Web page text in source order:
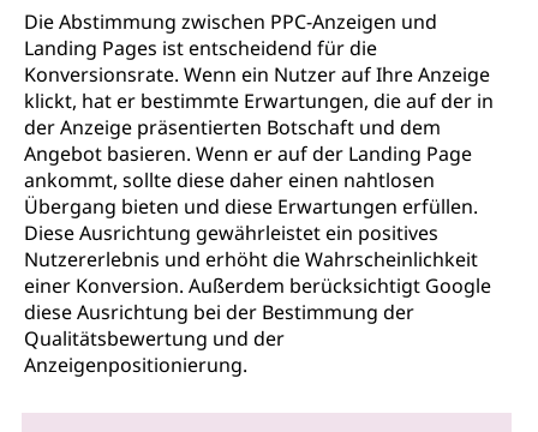
Die Abstimmung zwischen PPC-Anzeigen und
Landing Pages ist entscheidend für die
Konversionsrate. Wenn ein Nutzer auf Ihre Anzeige
klickt, hat er bestimmte Erwartungen, die auf der in
der Anzeige präsentierten Botschaft und dem
Angebot basieren. Wenn er auf der Landing Page
ankommt, sollte diese daher einen nahtlosen
Übergang bieten und diese Erwartungen erfüllen.
Diese Ausrichtung gewährleistet ein positives
Nutzererlebnis und erhöht die Wahrscheinlichkeit
einer Konversion. Außerdem berücksichtigt Google
diese Ausrichtung bei der Bestimmung der
Qualitätsbewertung und der
Anzeigenpositionierung.